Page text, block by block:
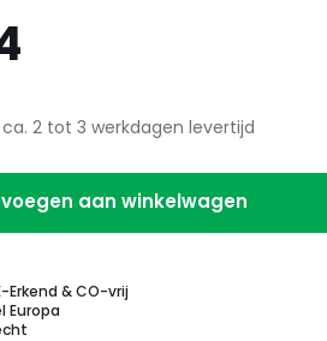
ca. 2 tot 3 werkdagen levertijd
aan winkelwagen
Erkend & CO-vrij
Europa